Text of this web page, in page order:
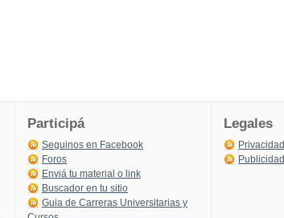
Participá
Seguinos en Facebook
Foros
Enviá tu material o link
Buscador en tu sitio
Guia de Carreras Universitarias y
Legales
Privacidad
Publicidad